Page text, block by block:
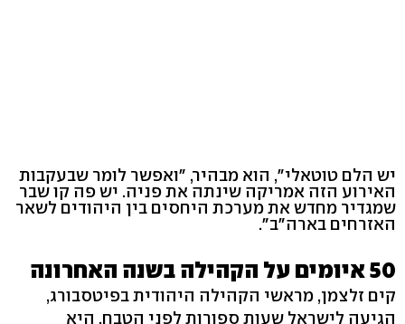
יש הלם טוטאלי", הוא מבהיר, "ואפשר לומר שבעקבות
האירוע הזה אמריקה שינתה את פניה. יש פה קו שבר
שמגדיר מחדש את מערכת היחסים בין היהודים לשאר
האזרחים בארה"ב".
50 איומים על הקהילה בשנה האחרונה
קים זלצמן, מראשי הקהילה היהודית בפיטסבורג,
הגיעה לישראל שעות ספורות לפני הטבח. היא